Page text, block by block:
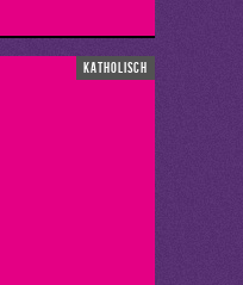
katholisch